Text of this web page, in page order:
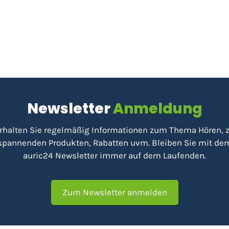
NewsletterAnmeldung
Sie regelmäßig Informationen zum Thema Hören,
Produkten, Rabatten uvm. Bleiben Sie mit
auric24 Newsletter immer auf dem Laufenden.
Zum Newsletter anmelden